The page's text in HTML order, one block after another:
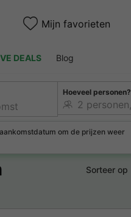
Mijn favorieten
DEALS Blog
om de prijzen weer
Hoeveel personen?
Sorteer op